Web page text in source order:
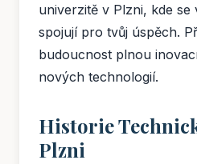
univerzitě v Plzni, kde se
spojují pro tvůj úspěch.
budoucnost plnou
nových technologií.
Historie
Plzni